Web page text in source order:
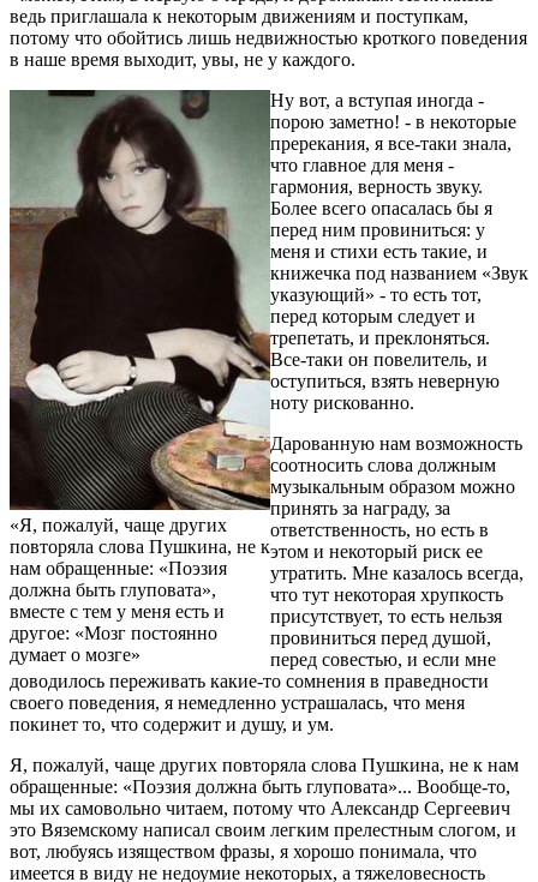
ведь приглашала к некоторым движениям и поступкам,
потому что обойтись лишь недвижностью кроткого поведения
в наше время выходит, увы, не у каждого.
«Я, пожалуй, чаще других
повторяла слова Пушкина, не к
нам обращенные: «Поэзия
должна быть глуповата»,
вместе с тем у меня есть и
другое: «Мозг постоянно
думает о мозге»
Ну вот, а вступая иногда -
порою заметно! - в некоторые
пререкания, я все-таки знала,
что главное для меня -
гармония, верность звуку.
Более всего опасалась бы я
перед ним провиниться: у
меня и стихи есть такие, и
книжечка под названием «Звук
указующий» - то есть тот,
перед которым следует и
трепетать, и преклоняться.
Все-таки он повелитель, и
оступиться, взять неверную
ноту рискованно.
Дарованную нам возможность
соотносить слова должным
музыкальным образом можно
принять за награду, за
ответственность, но есть в
этом и некоторый риск ее
утратить. Мне казалось всегда,
что тут некоторая хрупкость
присутствует, то есть нельзя
провиниться перед душой,
перед совестью, и если мне
доводилось переживать какие-то сомнения в праведности
своего поведения, я немедленно устрашалась, что меня
покинет то, что содержит и душу, и ум.
Я, пожалуй, чаще других повторяла слова Пушкина, не к нам
обращенные: «Поэзия должна быть глуповата»... Вообще-то,
мы их самовольно читаем, потому что Александр Сергеевич
это Вяземскому написал своим легким прелестным слогом, и
вот, любуясь изяществом фразы, я хорошо понимала, что
имеется в виду не недоумие некоторых, а тяжеловесность